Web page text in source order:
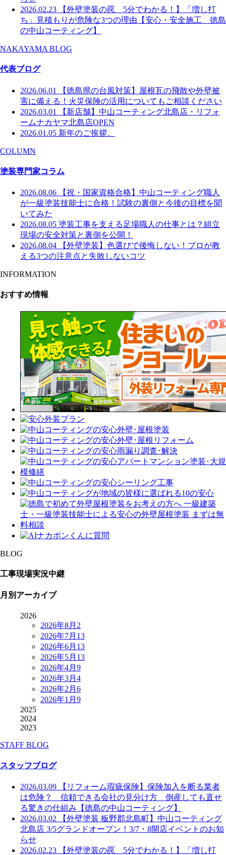
2026.02.23
【外壁塗装の罠 5分でわかる！】「増し打
ち」見積もりが危険な3つの理由【安心・安全施工 徳島
の中山コーティング】
NAKAYAMA BLOG
代表ブログ
2026.06.01
【徳島県の台風対策】屋根瓦の飛散や外壁被
害に備える！火災保険の活用についてもご相談ください
2026.03.01
【新店舗】中山コーティング北島店・リフォ
ームナカヤマ北島店OPEN
2026.01.05 新年のご挨拶。
COLUMN
塗装専門家コラム
2026.08.06
【祝・国家資格合格】中山コーティング職人
が一級塗装技能士に合格！試験の裏側と今後の目標を聞
いてみた
2026.08.05 塗装工事を支える足場職人の仕事とは？組立
現場の安全対策と裏側を公開！
2026.08.04
【外壁塗装】色選びで後悔しない！プロが教
える3つの注意点と失敗しないコツ
INFORMATION
おすすめ情報
BLOG
工事現場実況中継
月別アーカイブ
2026
2026年8月 2
2026年7月 13
2026年6月 13
2026年5月 13
2026年4月 9
2026年3月 4
2026年2月 6
2026年1月 9
2025
2024
2023
STAFF BLOG
スタッフブログ
2026.03.09
【リフォーム瑕疵保険】保険加入を断る業者
は危険？ 信頼できる会社の見分け方 倒産しても直せ
る驚きの仕組み【徳島の中山コーティング】
2026.03.02
【外壁塗装 板野郡北島町】中山コーティング
北島店 3/5グランドオープン！3/7・8開店イベントのお知
らせ
2026.02.23
【外壁塗装の罠 5分でわかる！】「増し打